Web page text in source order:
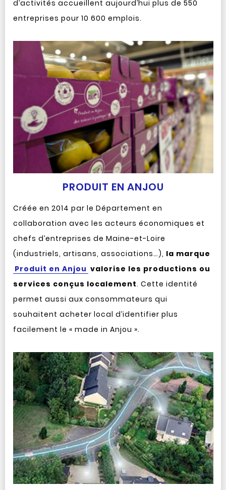
d’activités accueillent aujourd’hui plus de 550
entreprises pour 10 600 emplois.
PRODUIT EN ANJOU
Créée en 2014 par le Département en
collaboration avec les acteurs économiques et
chefs d’entreprises de Maine-et-Loire
(industriels, artisans, associations…), la marque
Produit en Anjou valorise les productions ou
services conçus localement. Cette identité
permet aussi aux consommateurs qui
souhaitent acheter local d’identifier plus
facilement le « made in Anjou ».